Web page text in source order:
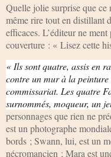
Quelle jolie surprise que
même rire tout en distillant
efficaces. L’éditeur ne
couverture : « Lisez cette
« Ils sont quatre, assis en
contre un mur à la
commissariat. Les quatre
surnommés, moqueur, un
personnages que rien ne
est un photographe
bords ; Swann, lui, est un
nécromancien ; Mara est